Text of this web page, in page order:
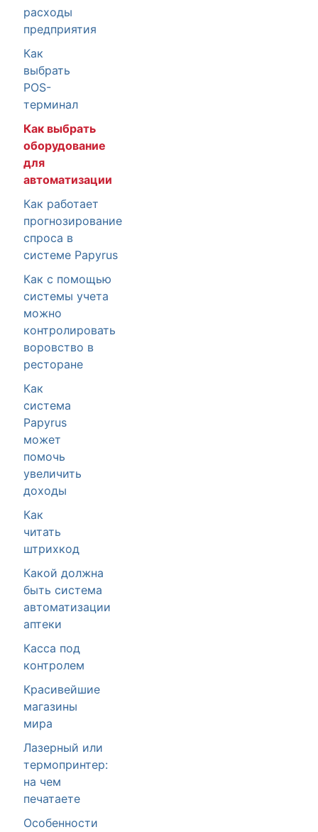
расходы
предприятия
Как
выбрать
POS-
терминал
Как выбрать
оборудование
для
автоматизации
Как работает
прогнозирование
спроса в
системе Papyrus
Как с помощью
системы учета
можно
контролировать
воровство в
ресторане
Как
система
Papyrus
может
помочь
увеличить
доходы
Как
читать
штрихкод
Какой должна
быть система
автоматизации
аптеки
Касса под
контролем
Красивейшие
магазины
мира
Лазерный или
термопринтер:
на чем
печатаете
Особенности